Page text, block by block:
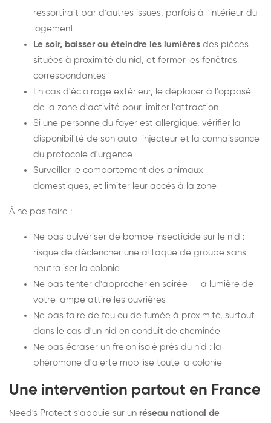
ressortirait par d'autres issues, parfois à l'intérieur du
logement
Le soir, baisser ou éteindre les lumières des pièces
situées à proximité du nid, et fermer les fenêtres
correspondantes
En cas d'éclairage extérieur, le déplacer à l'opposé
de la zone d'activité pour limiter l'attraction
Si une personne du foyer est allergique, vérifier la
disponibilité de son auto-injecteur et la connaissance
du protocole d'urgence
Surveiller le comportement des animaux
domestiques, et limiter leur accès à la zone
À ne pas faire :
Ne pas pulvériser de bombe insecticide sur le nid :
risque de déclencher une attaque de groupe sans
neutraliser la colonie
Ne pas tenter d'approcher en soirée — la lumière de
votre lampe attire les ouvrières
Ne pas faire de feu ou de fumée à proximité, surtout
dans le cas d'un nid en conduit de cheminée
Ne pas écraser un frelon isolé près du nid : la
phéromone d'alerte mobilise toute la colonie
Une intervention partout en France
Need's Protect s'appuie sur un réseau national de